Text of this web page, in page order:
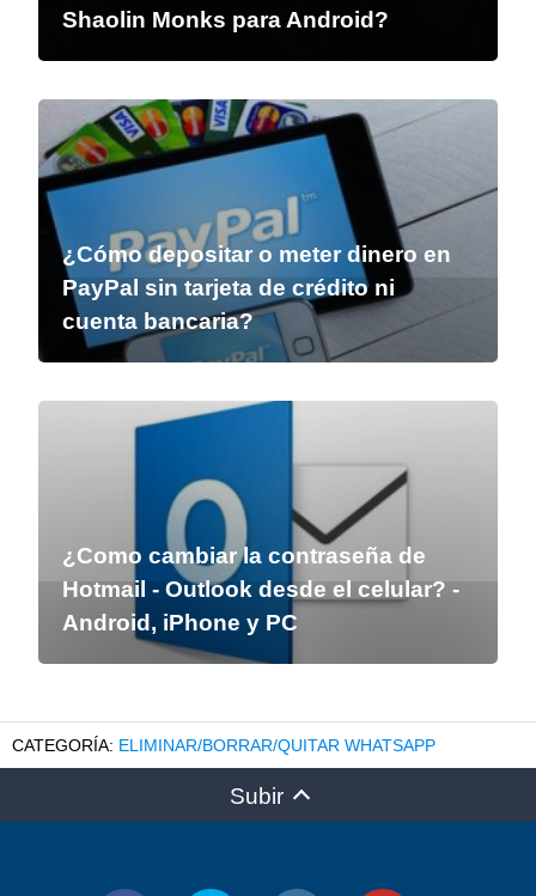
Shaolin Monks para Android?
¿Cómo depositar o meter dinero en
PayPal sin tarjeta de crédito ni
cuenta bancaria?
¿Como cambiar la contraseña de
Hotmail - Outlook desde el celular? -
Android, iPhone y PC
ELIMINAR/BORRAR/QUITAR WHATSAPP
Subir